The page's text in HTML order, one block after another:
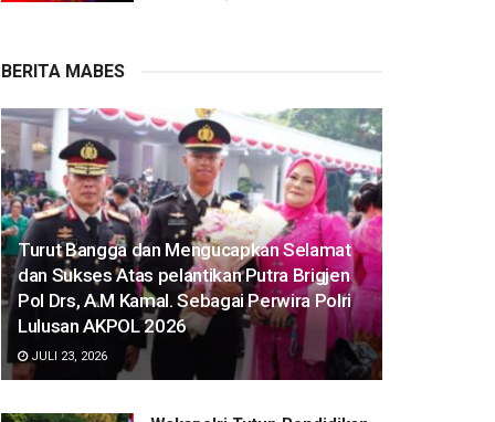
BERITA MABES
Turut Bangga dan Mengucapkan Selamat
dan Sukses Atas pelantikan Putra Brigjen
Pol Drs, A.M Kamal. Sebagai Perwira Polri
Lulusan AKPOL 2026
JULI 23, 2026